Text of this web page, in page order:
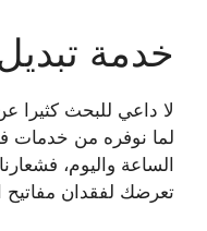
خدمة
لا داعي للبحث كثيرا
لما نوفره من خدمات
الساعة واليوم،
تعرضك لفقدان مفاتيح